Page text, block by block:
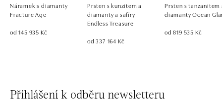
Náramek s diamanty
Fracture Age
od 145 935 Kč
Prsten s kunzitem a
diamanty a safíry
Endless Treasure
od 337 164 Kč
Prsten s tanzanitem
diamanty Ocean
od 819 535 Kč
Přihlášení k odběru newsletteru